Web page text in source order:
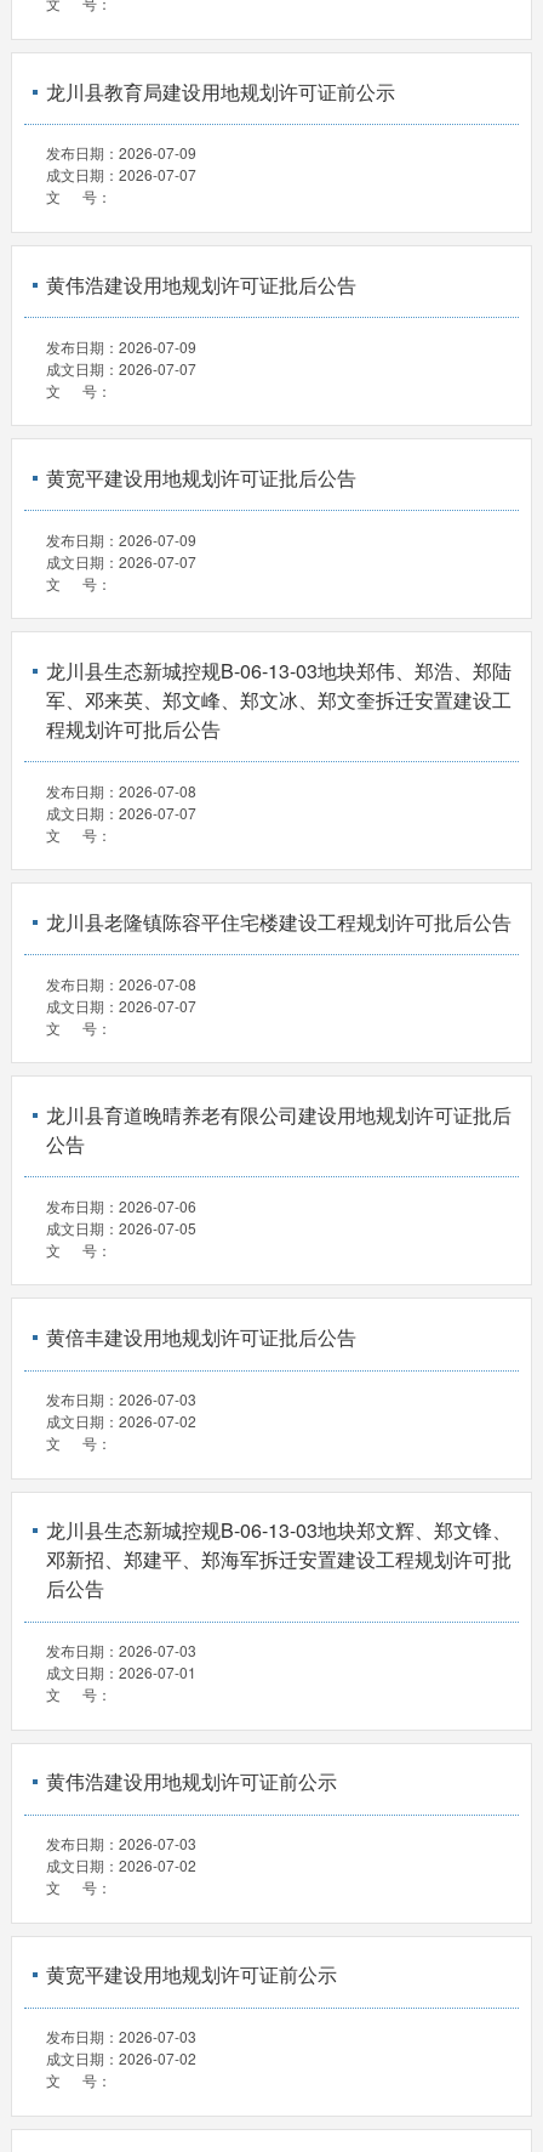
龙川县教育局建设用地规划许可证前公示
发布日期： 2026-07-09
成文日期： 2026-07-07
文 号：
黄伟浩建设用地规划许可证批后公告
发布日期： 2026-07-09
成文日期： 2026-07-07
文 号：
黄宽平建设用地规划许可证批后公告
发布日期： 2026-07-09
成文日期： 2026-07-07
文 号：
龙川县生态新城控规B-06-13-03地块郑伟、郑浩、郑陆
军、邓来英、郑文峰、郑文冰、郑文奎拆迁安置建设工
程规划许可批后公告
发布日期： 2026-07-08
成文日期： 2026-07-07
文 号：
龙川县老隆镇陈容平住宅楼建设工程规划许可批后公告
发布日期： 2026-07-08
成文日期： 2026-07-07
文 号：
龙川县育道晚晴养老有限公司建设用地规划许可证批后
公告
发布日期： 2026-07-06
成文日期： 2026-07-05
文 号：
黄倍丰建设用地规划许可证批后公告
发布日期： 2026-07-03
成文日期： 2026-07-02
文 号：
龙川县生态新城控规B-06-13-03地块郑文辉、郑文锋、
邓新招、郑建平、郑海军拆迁安置建设工程规划许可批
后公告
发布日期： 2026-07-03
成文日期： 2026-07-01
文 号：
黄伟浩建设用地规划许可证前公示
发布日期： 2026-07-03
成文日期： 2026-07-02
文 号：
黄宽平建设用地规划许可证前公示
发布日期： 2026-07-03
成文日期： 2026-07-02
文 号：